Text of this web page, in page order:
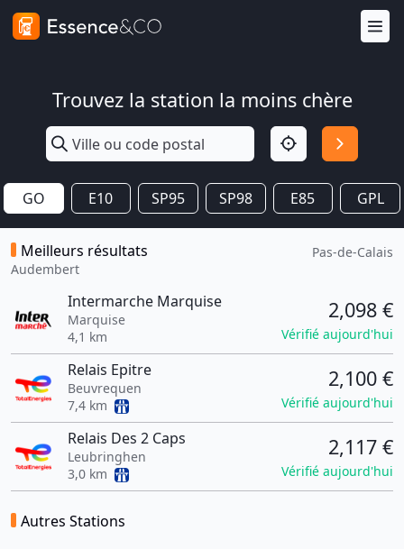
Trouvez la station la moins chère
GO E10 SP95 SP98 E85 GPL
Meilleurs résultats
Audembert
Pas-de-Calais
Intermarche Marquise
Marquise
4,1 km
2,098 €
Vérifié aujourd'hui
Relais Epitre
Beuvrequen
7,4 km
2,100 €
Vérifié aujourd'hui
Relais Des 2 Caps
Leubringhen
3,0 km
2,117 €
Vérifié aujourd'hui
Autres Stations